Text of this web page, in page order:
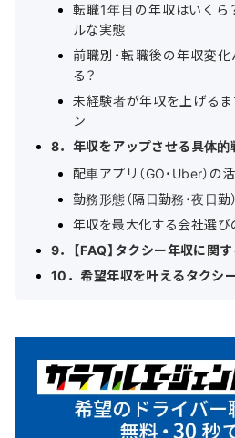
転職1年目の年収はいくら
ルな実態
前職別・転職後の年収変
る？
未経験者が年収を上げる
ン
8．年収をアップさせる具体的
配車アプリ（GO・Uber）の
勤務形態（隔日勤務・夜日勤
年収を最大化する会社選び
9．【FAQ】タクシー年収に関
10．希望年収を叶えるタクシ